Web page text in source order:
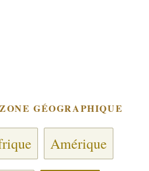
GÉOGRAPHIQUE
Amérique